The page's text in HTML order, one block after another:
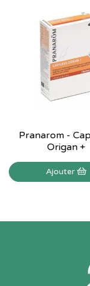
Pranarom -
Origan +
Ajouter